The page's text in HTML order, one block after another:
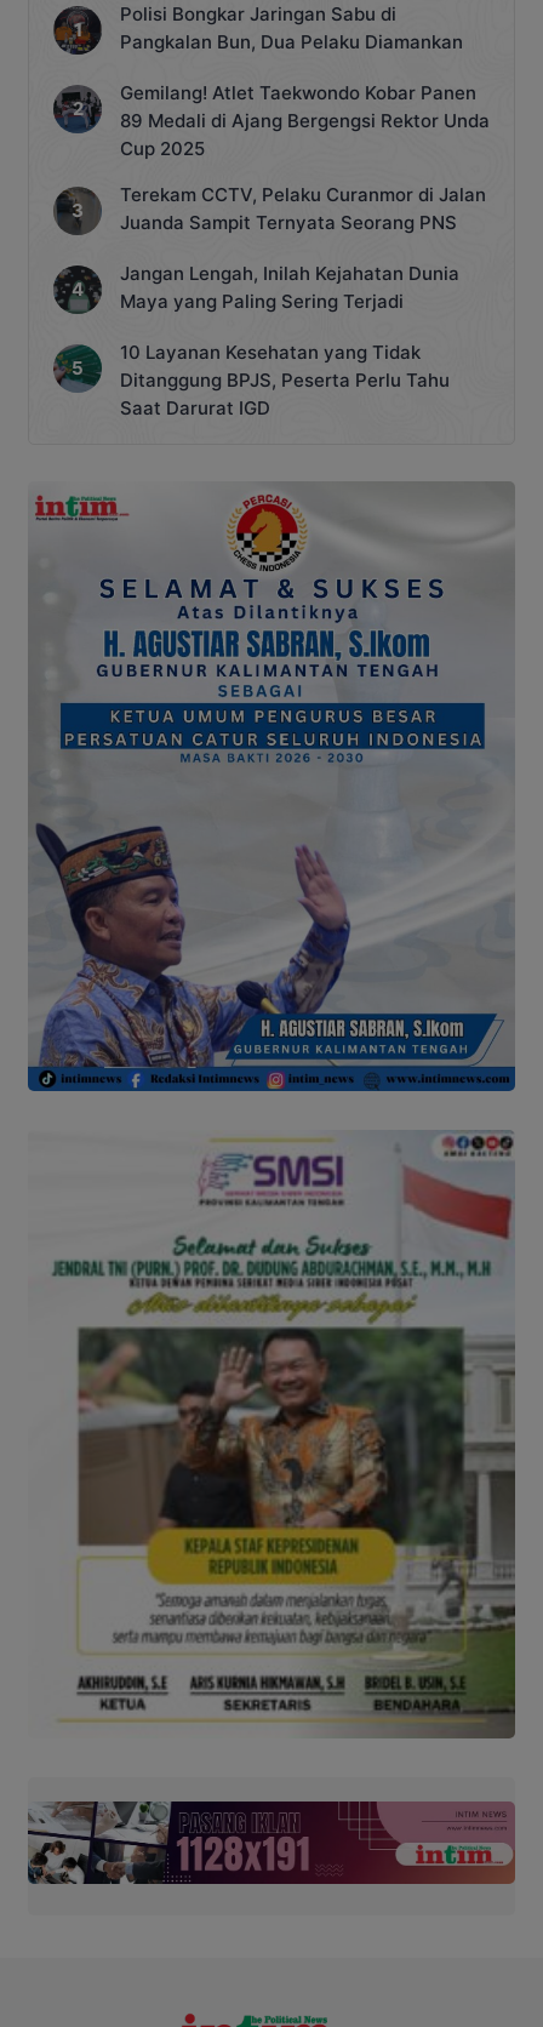
Polisi Bongkar Jaringan Sabu di
Pangkalan Bun, Dua Pelaku Diamankan
Gemilang! Atlet Taekwondo Kobar Panen
89 Medali di Ajang Bergengsi Rektor Unda
Cup 2025
Terekam CCTV, Pelaku Curanmor di Jalan
Juanda Sampit Ternyata Seorang PNS
Jangan Lengah, Inilah Kejahatan Dunia
Maya yang Paling Sering Terjadi
10 Layanan Kesehatan yang Tidak
Ditanggung BPJS, Peserta Perlu Tahu
Saat Darurat IGD